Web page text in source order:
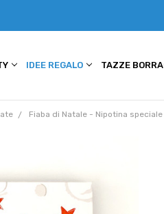
IDEE REGALO TAZZE
Fiaba di Natale - Nipotina